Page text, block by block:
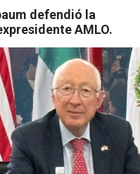
u
e
d
defendió la
AMLO.